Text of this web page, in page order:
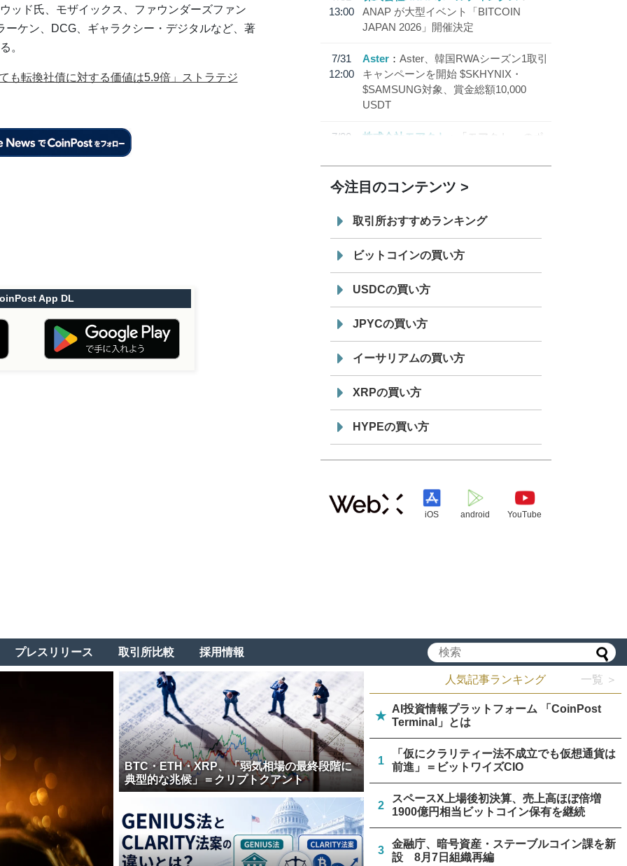
ッド氏、モザイックス、ファウンダーズファン
ケン、DCG、ギャラクシー・デジタルなど、著
。
も転換社債に対する価値は5.9倍」ストラテジ
App DL
13:00
ANAP が大型イベント「BITCOIN
JAPAN 2026」開催決定
7/31
12:00
Aster
Aster、韓国RWAシーズン1取引
キャンペーンを開始 $SKHYNIX・
$SAMSUNG対象、賞金総額10,000
USDT
7/30
株式会社モアクト
「モアクト」 のポ
「 JPYC」を追加
19:30
てステーブルコイン「JPYSC」徹底解
説セミナーを開催
今注目のコンテンツ
取引所おすすめランキング
ビットコインの買い方
USDCの買い方
JPYCの買い方
イーサリアムの買い方
XRPの買い方
HYPEの買い方
iOS android YouTube
プレスリリース 取引所比較 採用情報
BTC・ETH・XRP、「弱気相場の最終段階に
典型的な兆候」＝クリプトクアント
人気記事ランキング 一覧 ＞
★
AI投資情報プラットフォーム 「CoinPost
Terminal」とは
1
「仮にクラリティー法不成立でも仮想通貨は
前進」＝ビットワイズCIO
2
スペースX上場後初決算、売上高ほぼ倍増
1900億円相当ビットコイン保有を継続
3
金融庁、暗号資産・ステーブルコイン課を新
設 8月7日組織再編